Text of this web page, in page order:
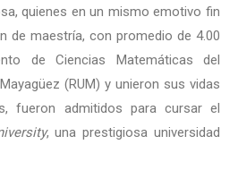
quienes en un mismo emotivo fin
de maestría, con promedio de 4.00
de Ciencias Matemáticas del
(RUM) y unieron sus vidas
fueron admitidos para cursar el
, una prestigiosa universidad